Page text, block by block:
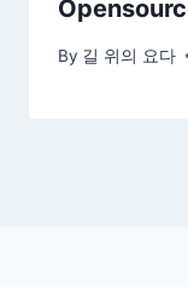
By 길 위의 요다